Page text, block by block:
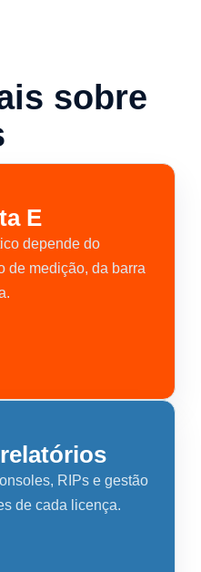
sobre
E
depende do
de medição, da barra
RIPs e gestão
de cada licença.